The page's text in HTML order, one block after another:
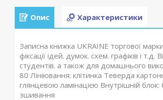
Опис Характеристики
Записна книжка UKRAINE торгової
фіксації ідей. думок. схем. графіків і
студентів. а також для домашнього
80 Лініювання: клітинка Теверда
глянцевою ламінацією Внутрішній
зшивання